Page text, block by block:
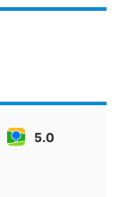
5.0